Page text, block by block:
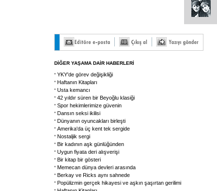
DİĞER YAŞAMA DAİR HABERLERİ
YKY'de görev değişikliği
Haftanın Kitapları
Usta kemancı
42 yıldır süren bir Beyoğlu klasiği
Spor hekimlerimize güvenin
Dansın seksi ikilisi
Dünyanın oyuncakları birleşti
Amerika'da üç kent tek sergide
Nostaljik sergi
Bir kadının aşk günlüğünden
Uygun fiyata deri alışverişi
Bir kitap bir gösteri
Memecan dünya devleri arasında
Berkay ve Ricks aynı sahnede
Popülizmin gerçek hikayesi ve aşkın şaşırtan gerilimi